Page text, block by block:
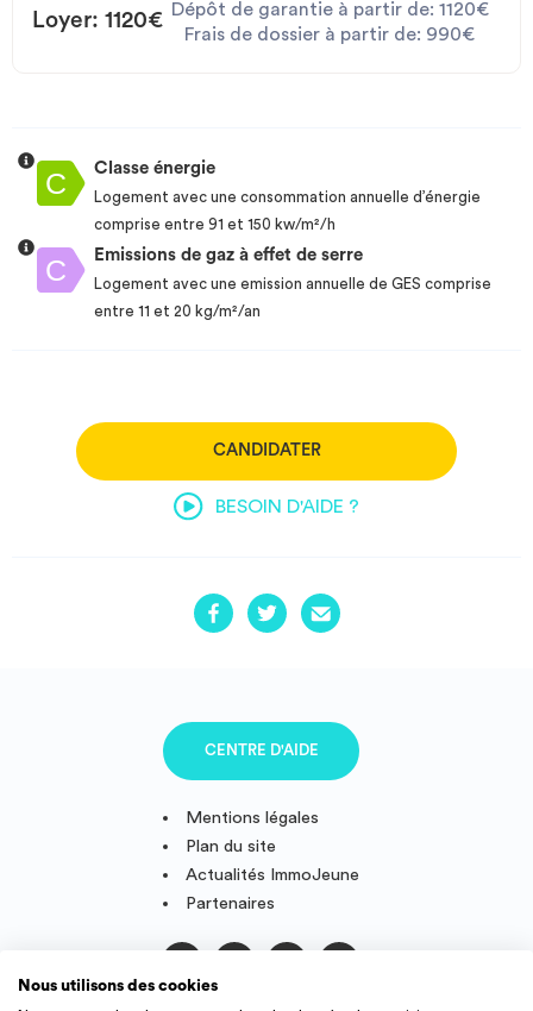
Loyer: 1120€ Dépôt de garantie à partir de: 1120€
Frais de dossier à partir de: 990€
Classe énergie
Logement avec une consommation annuelle d’énergie
comprise entre 91 et 150 kw/m²/h
Emissions de gaz à effet de serre
Logement avec une emission annuelle de GES comprise
entre 11 et 20 kg/m²/an
CANDIDATER
BESOIN D'AIDE ?
Mentions légales
Plan du site
Actualités ImmoJeune
Partenaires
CENTRE D'AIDE
Nous utilisons des cookies